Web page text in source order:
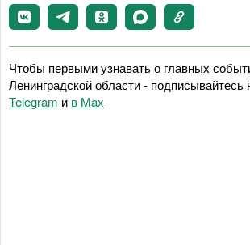
Чтобы первыми узнавать о главных
Ленинградской области - подписывайтесь
Telegram и в Maх